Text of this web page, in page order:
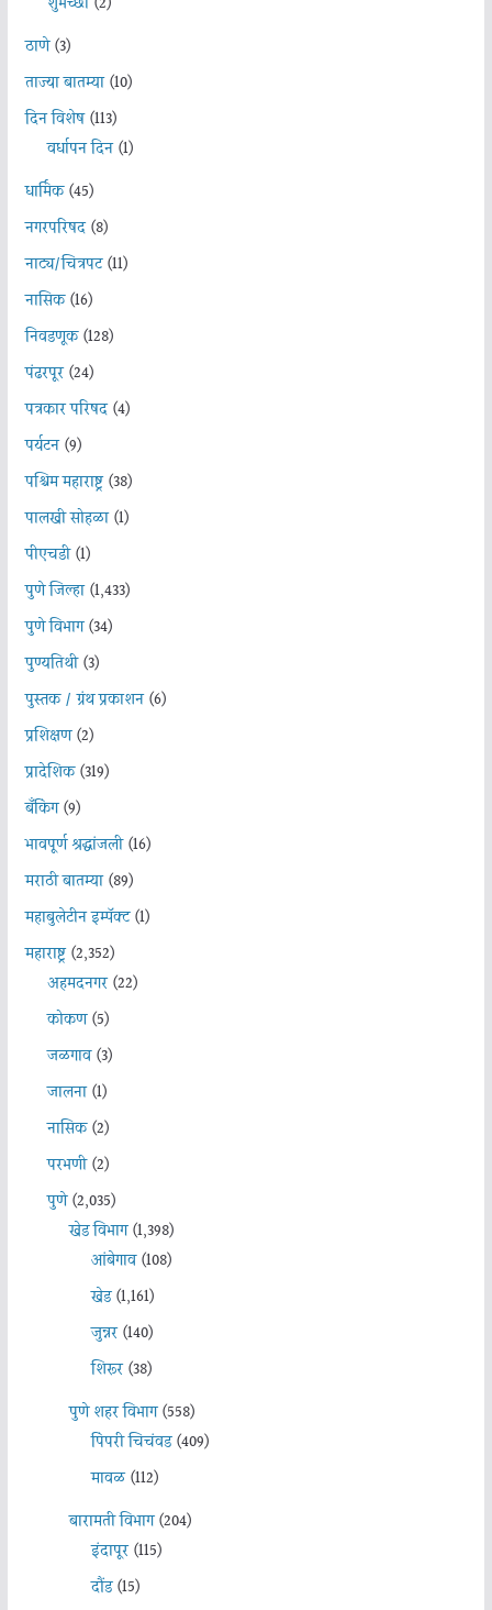
ठाणे(3)
ताज्या बातम्या(10)
दिन विशेष(113)
वर्धापन दिन(1)
धार्मिक(45)
नगरपरिषद(8)
नाट्य/चित्रपट(11)
नासिक(16)
निवडणूक(128)
पंढरपूर(24)
पत्रकार परिषद(4)
पर्यटन(9)
पश्चिम महाराष्ट्र(38)
पालखी सोहळा(1)
पीएचडी(1)
पुणे जिल्हा(1,433)
पुणे विभाग(34)
पुण्यतिथी(3)
पुस्तक / ग्रंथ प्रकाशन(6)
प्रशिक्षण(2)
प्रादेशिक(319)
बँकिंग(9)
भावपूर्ण श्रद्धांजली(16)
मराठी बातम्या(89)
महाबुलेटीन इम्पॅक्ट(1)
महाराष्ट्र(2,352)
अहमदनगर(22)
कोकण(5)
जळगाव(3)
जालना(1)
नासिक(2)
परभणी(2)
पुणे(2,035)
खेड विभाग(1,398)
आंबेगाव(108)
खेड(1,161)
जुन्नर(140)
शिरूर(38)
पुणे शहर विभाग(558)
पिंपरी चिचंवड(409)
मावळ(112)
बारामती विभाग(204)
इंदापूर(115)
दौंड(15)